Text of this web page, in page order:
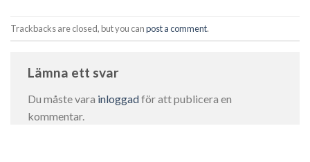
Trackbacks are closed, but you canpost a comment.
Lämna ett svar
Du måste vara inloggadför att publicera en
kommentar.